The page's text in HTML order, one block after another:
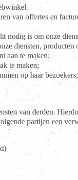
van offertes en
nodig is om onze
diensten, producten
aan te maken;
te maken;
op haar bezoekers;
van derden.
partijen een